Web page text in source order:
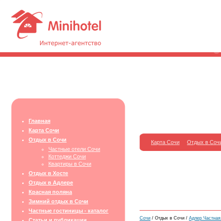
Главная
Карта Сочи
Отдых в Сочи
Частные отели Сочи
Коттеджи Сочи
Квартиры в Сочи
Отдых в Хосте
Отдых в Адлере
Красная поляна
Зимний отдых в Сочи
Частные гостиницы - каталог
Карта Сочи Отдых в
Сочи / Отдых в Сочи / Адлер